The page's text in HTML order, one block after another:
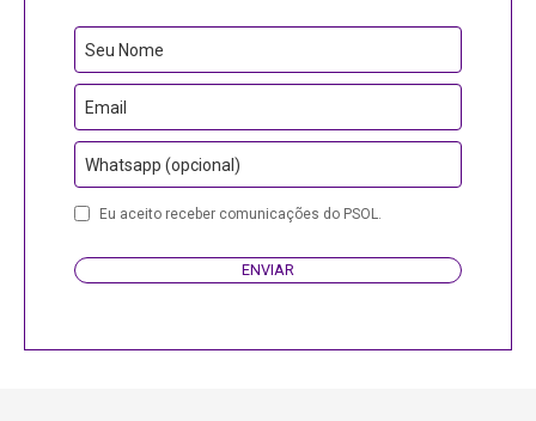
Seu Nome
Email
Whatsapp (opcional)
Eu aceito receber comunicações do PSOL.
ENVIAR